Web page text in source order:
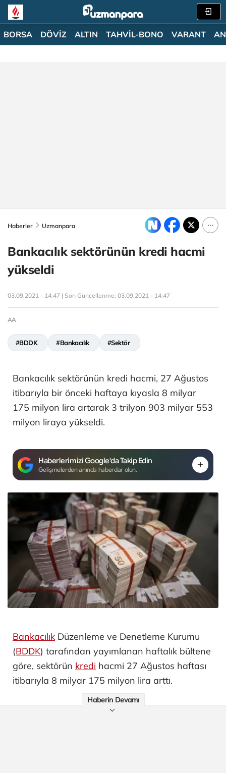
BORSA DÖVİZ ALTIN TAHVİL-BONO VARANT
Haberler Uzmanpara
Bankacılık sektörünün kredi hacmi
yükseldi
03.09.2021 - 14:47 | Son Güncellenme: 03.09.2021 - 14:47
AA
#BDDK #Bankacılık #Sektör
Bankacılık sektörünün kredi hacmi, 27 Ağustos
itibarıyla bir önceki haftaya kıyasla 8 milyar
175 milyon lira artarak 3 trilyon 903 milyar 553
milyon liraya yükseldi.
Haberlerimizi Google'da Takip Edin
Gelişmelerden anında haberdar olun.
Bankacılık Düzenleme ve Denetleme Kurumu
(BDDK) tarafından yayımlanan haftalık bültene
göre, sektörün kredi hacmi 27 Ağustos haftası
itibarıyla 8 milyar 175 milyon lira arttı.
Haberin Devamı